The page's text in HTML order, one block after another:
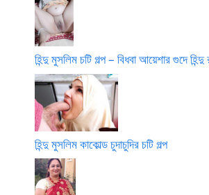
হিন্দু মুসলিম চটি গল্প – বিধবা আয়েশার গুদে
হিন্দু মুসলিম কাকোল্ড চুদাচুদির চটি গল্প